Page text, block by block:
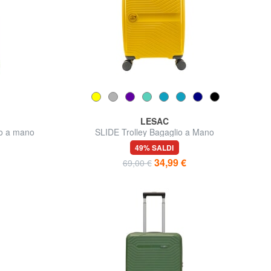
a mano
LESAC
SLIDE Trolley Bagaglio a Mano
49% SALDI
69,00 € 34,99 €